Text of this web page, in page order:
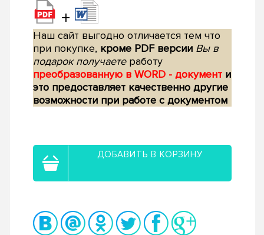
+
Наш сайт выгодно отличается тем что
при покупке, кроме PDF версии Вы в
подарок получаетеработу
преобразованную в WORD - документ и
это предоставляет качественно другие
возможности при работе с документом
ДОБАВИТЬ В КОРЗИНУ